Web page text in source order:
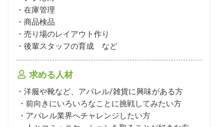
・在庫管理
・商品検品
・売り場のレイアウト作り
・後輩スタッフの育成　など
求める人材
・洋服や靴など、アパレル/雑貨に興味がある方